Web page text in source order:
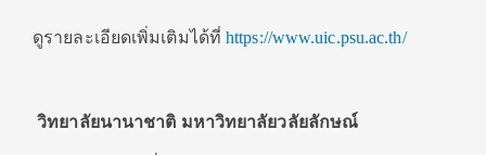
ดูรายละเอียดเพิ่มเติมได้ที่https://www.uic.psu.ac.th/
วิทยาลัยนานาชาติ มหาวิทยาลัยวลัยลักษณ์